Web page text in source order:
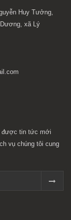
Huy Tưởng,
xã Lý
được tin tức mới
vụ chúng tôi cung